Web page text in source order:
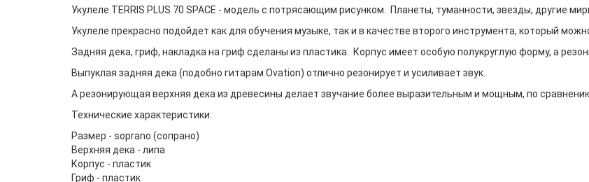
Укулеле TERRIS PLUS 70 SPACE - модель с потрясающим рисунком. Планеты, туманности, звезды, другие
Укулеле прекрасно подойдет как для обучения музыке, так и в качестве второго инструмента, который
Задняя дека, гриф, накладка на гриф сделаны из пластика. Корпус имеет особую полукруглую форму, а
Выпуклая задняя дека (подобно гитарам Ovation) отлично резонирует и усиливает звук.
А резонирующая верхняя дека из древесины делает звучание более выразительным и мощным, по
Технические характеристики:
Размер - soprano (сопрано)
Верхняя дека - липа
Корпус - пластик
Гриф - пластик